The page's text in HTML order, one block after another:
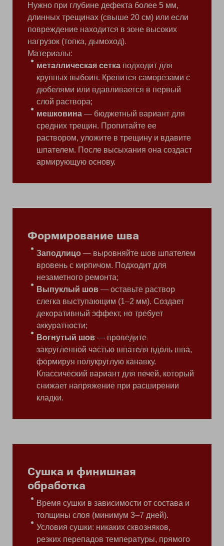
Нужно при глубине дефекта более 5 мм,
длинных трещинах (свыше 20 см) или если
повреждение находится в зоне высоких
нагрузок (топка, дымоход).
Материалы:
металлическая сетка подходит для
крупных выбоин. Крепится саморезами с
дюбелями или вдавливается в первый
слой раствора;
мешковина — бюджетный вариант для
средних трещин. Пропитайте ее
раствором, уложите в трещину и вдавите
шпателем. После высыхания она создаст
армирующую основу.
Формирование шва
Заподлицо — выровняйте шов шпателем
вровень с кирпичом. Подходит для
незаметного ремонта;
Выпуклый шов — оставьте раствор
слегка выступающим (1–2 мм). Создает
декоративный эффект, но требует
аккуратности;
Вогнутый шов — проведите
закругленной частью шпателя вдоль шва,
формируя полукруглую канавку.
Классический вариант для печей, который
снижает напряжение при расширении
кладки.
Сушка и финишная
обработка
Время сушки в зависимости от состава и
толщины слоя (минимум 3–7 дней).
Условия сушки: никаких сквозняков,
резких перепадов температуры, прямого